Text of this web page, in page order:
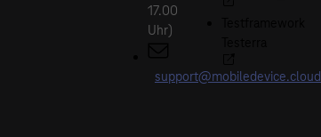
17.00
Uhr)
support@mobiledevice.cloud